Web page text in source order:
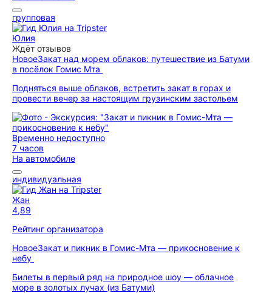
групповая
Юлия
Ждёт отзывов
НовоеЗакат над морем облаков: путешествие из Батуми
в посёлок Гомис Мта
Подняться выше облаков, встретить закат в горах и
провести вечер за настоящим грузинским застольем
Временно недоступно
7 часов
На автомобиле
индивидуальная
Жан
4,89
Рейтинг организатора
НовоеЗакат и пикник в Гомис-Мта — прикосновение к
небу
Билеты в первый ряд на природное шоу — облачное
море в золотых лучах (из Батуми)